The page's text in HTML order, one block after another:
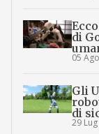
di
05
Gli
di
29